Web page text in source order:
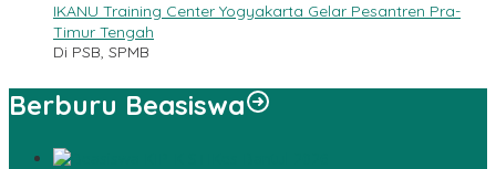
IKANU Training Center Yogyakarta Gelar Pesantren Pra-
Timur Tengah
Di PSB, SPMB
Berburu Beasiswa